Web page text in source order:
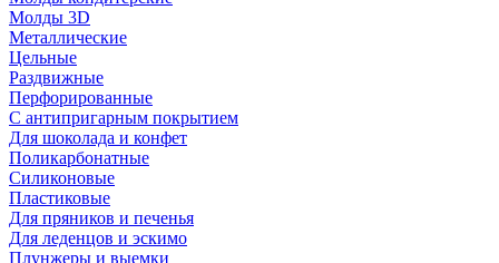
Молды 3D
Металлические
Цельные
Раздвижные
Перфорированные
С антипригарным покрытием
Для шоколада и конфет
Поликарбонатные
Силиконовые
Пластиковые
Для пряников и печенья
Для леденцов и эскимо
Плунжеры и выемки